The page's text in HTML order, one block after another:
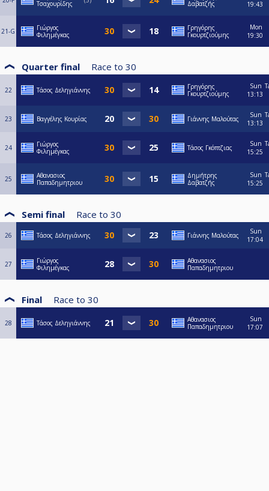
Τσαχουρίδης
Δαβατζής
19:43
21-G
Γιώργος
Φιλημέγκας
Γρηγόρης
Γκουρτζιούμης
Mon
19:30
Quarter final Race to 30
22 Τάσος Δεληγιάννης
Γρηγόρης
Γκουρτζιούμης
Sun
13:13
23 Βαγγέλης Κουρίας Γιάννης Μαλούτας
Sun
13:13
24
Γιώργος
Φιλημέγκας
Τάσος Γκόπτζιας
Sun
15:25
25
Αθανασιος
Παπαδημητριου
Δημήτρης
Δαβατζής
Sun
15:25
Semi final Race to 30
26 Τάσος Δεληγιάννης Γιάννης Μαλούτας
Sun
17:04
27
Γιώργος
Φιλημέγκας
Αθανασιος
Παπαδημητριου
Final Race to 30
28 Τάσος Δεληγιάννης
Αθανασιος
Παπαδημητριου
Sun
17:07